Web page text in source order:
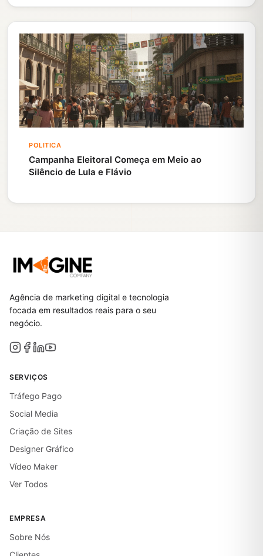
POLITICA
Campanha Eleitoral Começa em Meio ao
Silêncio de Lula e Flávio
Agência de marketing digital e tecnologia
focada em resultados reais para o seu
negócio.
SERVIÇOS
Tráfego Pago
Social Media
Criação de Sites
Designer Gráfico
Vídeo Maker
Ver Todos
EMPRESA
Sobre Nós